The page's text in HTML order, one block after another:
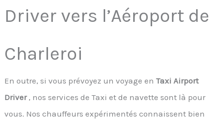
Driver vers l’Aéroport de
Charleroi
En outre, si vous prévoyez un voyage en Taxi Airport
Driver, nos services de Taxi et de navette sont là pour
vous. Nos chauffeurs expérimentés connaissent bien